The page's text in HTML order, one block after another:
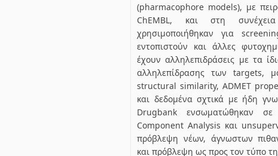
(pharmacophore models), με
ChEMBL, και στη
χρησιμοποιήθηκαν για
εντοπιστούν και άλλες
έχουν αλληλεπιδράσεις με τα
αλληλεπίδρασης των targets,
structural similarity, ADMET
και δεδομένα σχτικά με ήδη
Drugbank ενσωματώθηκαν
Component Analysis και
πρόβλεψη νέων, άγνωστων
και πρόβλεψη ως προς τον τύπο